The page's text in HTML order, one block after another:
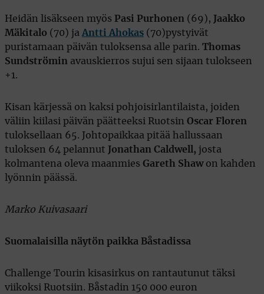
Heidän lisäkseen myös Pasi Purhonen (69),
Jaakko
Mäkitalo (70) ja Antti Ahokas (70)pystyivät
puristamaan päivän tuloksensa alle parin. Thomas
Sundströmin avauskierros sujui sen sijaan tulokseen
+1.
Kisan kärjessä on kaksi pohjoisirlantilaista, joiden
väliin kiilasi päivän päätteeksi Ruotsin Oscar Floren
tuloksellaan 65. Johtopaikkaa pitää hallussaan
tuloksen 64 pelannut
Jonathan Caldwell, josta
kolmantena oleva maanmies Gareth Shawon kahden
lyönnin päässä.
Marko Kuivasaari
Suomalaisilla näytön paikka Båstadissa
Challenge Tourin kisasirkus on rantautunut täksi
viikoksi Ruotsiin. Båstadin 150 000 euron